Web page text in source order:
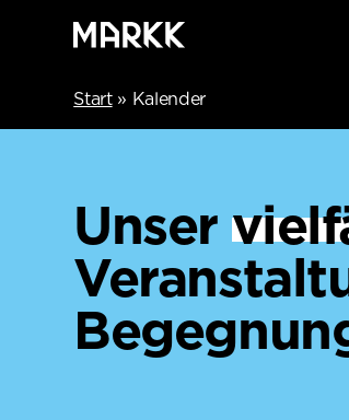
Start» Kalender
Unser